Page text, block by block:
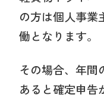
の方は個人事業
働となります。
その場合、年間
あると確定申告